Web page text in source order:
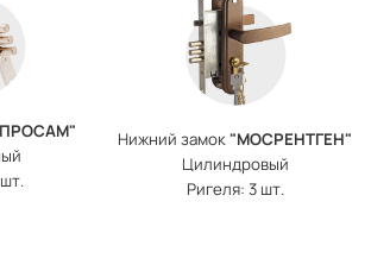
Нижний замок"МОСРЕНТГЕН"
Цилиндровый
Ригеля: 3 шт.